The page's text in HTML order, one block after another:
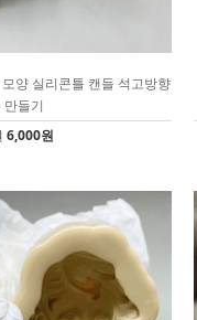
양 실리콘틀 캔들 석고방향
들기
6,000원